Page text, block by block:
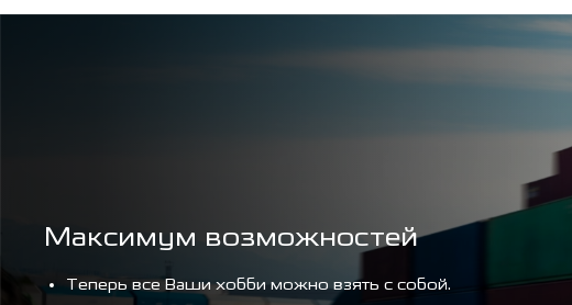
Максимум возможностей
Теперь все Ваши хобби можно взять с собой.